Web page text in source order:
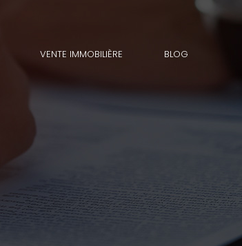
VENTE IMMOBILIÈRE BLOG